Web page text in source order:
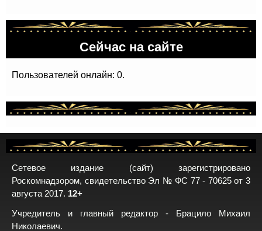
Сейчас на сайте
Пользователей онлайн: 0.
Сетевое издание (сайт) зарегистрировано
Роскомнадзором, свидетельство Эл № ФС 77 - 70625 от 3
августа 2017. 12+
Учредитель и главный редактор - Брацило Михаил
Николаевич.